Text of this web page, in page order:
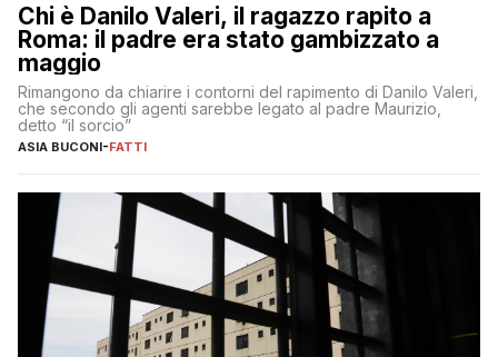
Chi è Danilo Valeri, il ragazzo rapito a
Roma: il padre era stato gambizzato a
maggio
Rimangono da chiarire i contorni del rapimento di Danilo Valeri,
che secondo gli agenti sarebbe legato al padre Maurizio,
detto “il sorcio”
ASIA BUCONI-FATTI